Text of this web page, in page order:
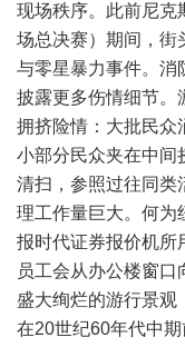
现场秩序。此前尼克
场总决赛）期间，街
与零星暴力事件。消
披露更多伤情细节。
拥挤险情：大批民众
小部分民众夹在中间
清扫，参照过往同类
理工作量巨大。何为
报时代证券报价机所
员工会从办公楼窗
盛大绚烂的游行景观
在20世纪60年代中